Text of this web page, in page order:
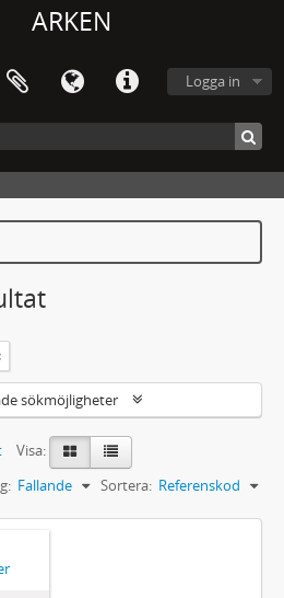
ARKEN
Logga in
sökmöjligheter
Visa:
Sortera: Referenskod
Fallande